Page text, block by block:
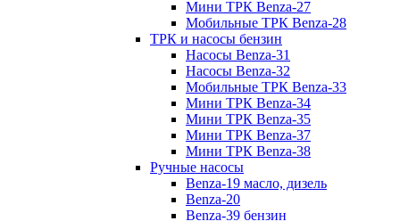
Мини ТРК Benza-27
Мобильные ТРК Benza-28
ТРК и насосы бензин
Насосы Benza-31
Насосы Benza-32
Мобильные ТРК Benza-33
Мини ТРК Benza-34
Мини ТРК Benza-35
Мини ТРК Benza-37
Мини ТРК Benza-38
Ручные насосы
Benza-19 масло, дизель
Benza-20
Benza-39 бензин